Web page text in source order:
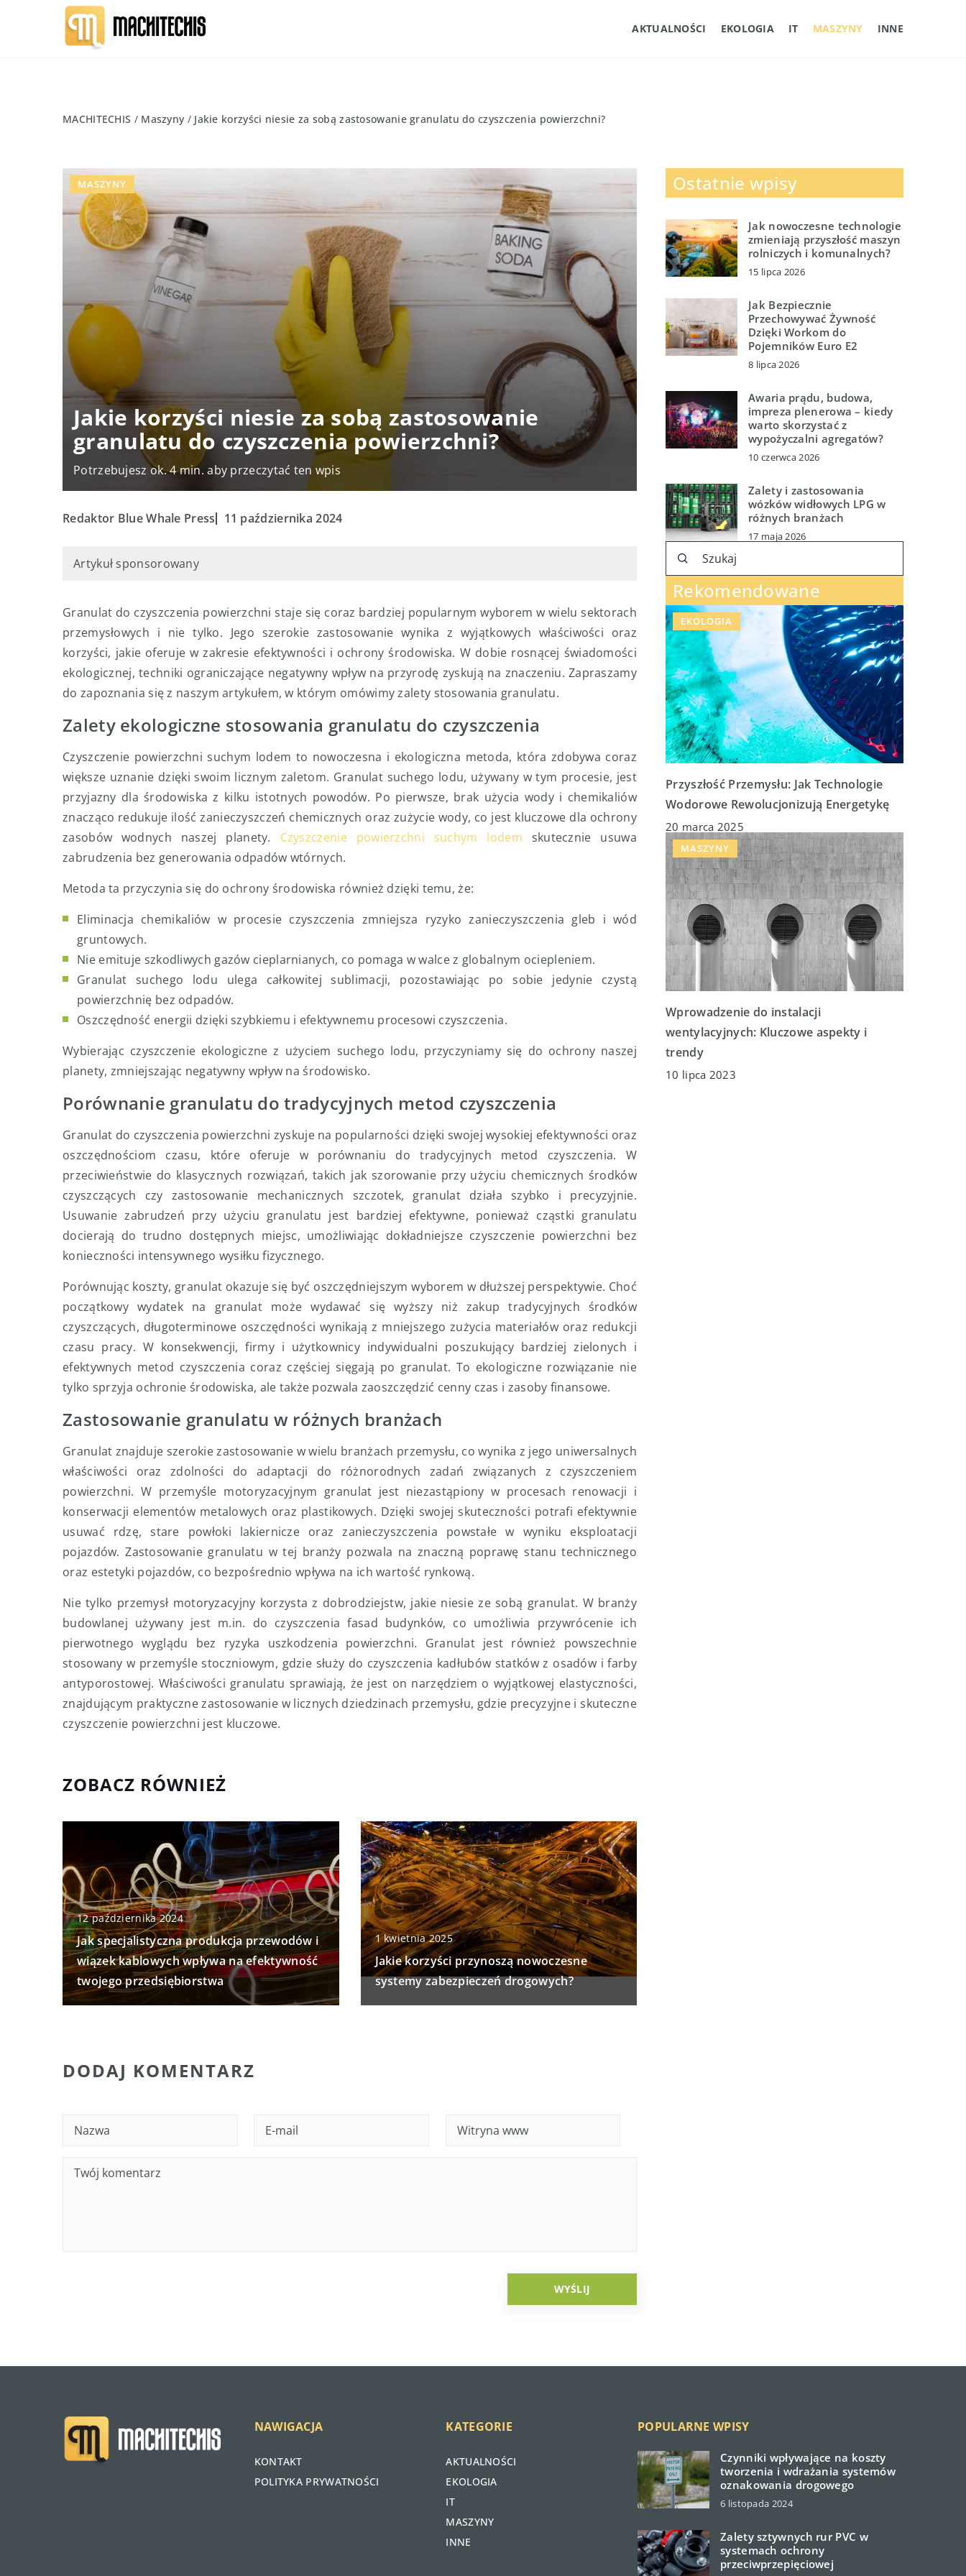
AKTUALNOŚCI EKOLOGIA IT MASZYNY INNE
MACHITECHIS / Maszyny / Jakie korzyści niesie za sobą zastosowanie granulatu do czyszczenia powierzchni?
Jakie korzyści niesie za sobą zastosowanie
granulatu do czyszczenia powierzchni?
Potrzebujesz ok. 4 min. aby przeczytać ten wpis
MASZYNY
Redaktor Blue Whale Press 11 października 2024
Artykuł sponsorowany
Granulat do czyszczenia powierzchni staje się coraz bardziej popularnym wyborem w wielu sektorach
przemysłowych i nie tylko. Jego szerokie zastosowanie wynika z wyjątkowych właściwości oraz
korzyści, jakie oferuje w zakresie efektywności i ochrony środowiska. W dobie rosnącej świadomości
ekologicznej, techniki ograniczające negatywny wpływ na przyrodę zyskują na znaczeniu. Zapraszamy
do zapoznania się z naszym artykułem, w którym omówimy zalety stosowania granulatu.
Zalety ekologiczne stosowania granulatu do czyszczenia
Czyszczenie powierzchni suchym lodem to nowoczesna i ekologiczna metoda, która zdobywa coraz
większe uznanie dzięki swoim licznym zaletom. Granulat suchego lodu, używany w tym procesie, jest
przyjazny dla środowiska z kilku istotnych powodów. Po pierwsze, brak użycia wody i chemikaliów
znacząco redukuje ilość zanieczyszczeń chemicznych oraz zużycie wody, co jest kluczowe dla ochrony
zasobów wodnych naszej planety. Czyszczenie powierzchni suchym lodem skutecznie usuwa
zabrudzenia bez generowania odpadów wtórnych.
Metoda ta przyczynia się do ochrony środowiska również dzięki temu, że:
Eliminacja chemikaliów w procesie czyszczenia zmniejsza ryzyko zanieczyszczenia gleb i wód
gruntowych.
Nie emituje szkodliwych gazów cieplarnianych, co pomaga w walce z globalnym ociepleniem.
Granulat suchego lodu ulega całkowitej sublimacji, pozostawiając po sobie jedynie czystą
powierzchnię bez odpadów.
Oszczędność energii dzięki szybkiemu i efektywnemu procesowi czyszczenia.
Wybierając czyszczenie ekologiczne z użyciem suchego lodu, przyczyniamy się do ochrony naszej
planety, zmniejszając negatywny wpływ na środowisko.
Porównanie granulatu do tradycyjnych metod czyszczenia
Granulat do czyszczenia powierzchni zyskuje na popularności dzięki swojej wysokiej efektywności oraz
oszczędnościom czasu, które oferuje w porównaniu do tradycyjnych metod czyszczenia. W
przeciwieństwie do klasycznych rozwiązań, takich jak szorowanie przy użyciu chemicznych środków
czyszczących czy zastosowanie mechanicznych szczotek, granulat działa szybko i precyzyjnie.
Usuwanie zabrudzeń przy użyciu granulatu jest bardziej efektywne, ponieważ cząstki granulatu
docierają do trudno dostępnych miejsc, umożliwiając dokładniejsze czyszczenie powierzchni bez
konieczności intensywnego wysiłku fizycznego.
Porównując koszty, granulat okazuje się być oszczędniejszym wyborem w dłuższej perspektywie. Choć
początkowy wydatek na granulat może wydawać się wyższy niż zakup tradycyjnych środków
czyszczących, długoterminowe oszczędności wynikają z mniejszego zużycia materiałów oraz redukcji
czasu pracy. W konsekwencji, firmy i użytkownicy indywidualni poszukujący bardziej zielonych i
efektywnych metod czyszczenia coraz częściej sięgają po granulat. To ekologiczne rozwiązanie nie
tylko sprzyja ochronie środowiska, ale także pozwala zaoszczędzić cenny czas i zasoby finansowe.
Zastosowanie granulatu w różnych branżach
Granulat znajduje szerokie zastosowanie w wielu branżach przemysłu, co wynika z jego uniwersalnych
właściwości oraz zdolności do adaptacji do różnorodnych zadań związanych z czyszczeniem
powierzchni. W przemyśle motoryzacyjnym granulat jest niezastąpiony w procesach renowacji i
konserwacji elementów metalowych oraz plastikowych. Dzięki swojej skuteczności potrafi efektywnie
usuwać rdzę, stare powłoki lakiernicze oraz zanieczyszczenia powstałe w wyniku eksploatacji
pojazdów. Zastosowanie granulatu w tej branży pozwala na znaczną poprawę stanu technicznego
oraz estetyki pojazdów, co bezpośrednio wpływa na ich wartość rynkową.
Nie tylko przemysł motoryzacyjny korzysta z dobrodziejstw, jakie niesie ze sobą granulat. W branży
budowlanej używany jest m.in. do czyszczenia fasad budynków, co umożliwia przywrócenie ich
pierwotnego wyglądu bez ryzyka uszkodzenia powierzchni. Granulat jest również powszechnie
stosowany w przemyśle stoczniowym, gdzie służy do czyszczenia kadłubów statków z osadów i farby
antyporostowej. Właściwości granulatu sprawiają, że jest on narzędziem o wyjątkowej elastyczności,
znajdującym praktyczne zastosowanie w licznych dziedzinach przemysłu, gdzie precyzyjne i skuteczne
czyszczenie powierzchni jest kluczowe.
ZOBACZ RÓWNIEŻ
12 października 2024
Jak specjalistyczna produkcja przewodów i
wiązek kablowych wpływa na efektywność
twojego przedsiębiorstwa
1 kwietnia 2025
Jakie korzyści przynoszą nowoczesne
systemy zabezpieczeń drogowych?
Ostatnie wpisy
Jak nowoczesne technologie
zmieniają przyszłość maszyn
rolniczych i komunalnych?
15 lipca 2026
Jak Bezpiecznie
Przechowywać Żywność
Dzięki Workom do
Pojemników Euro E2
8 lipca 2026
Awaria prądu, budowa,
impreza plenerowa – kiedy
warto skorzystać z
wypożyczalni agregatów?
10 czerwca 2026
Zalety i zastosowania
wózków widłowych LPG w
różnych branżach
17 maja 2026
Rekomendowane
EKOLOGIA
Przyszłość Przemysłu: Jak Technologie
Wodorowe Rewolucjonizują Energetykę
20 marca 2025
MASZYNY
Wprowadzenie do instalacji
wentylacyjnych: Kluczowe aspekty i
trendy
10 lipca 2023
DODAJ KOMENTARZ
NAWIGACJA
KONTAKT
POLITYKA PRYWATNOŚCI
KATEGORIE
AKTUALNOŚCI
EKOLOGIA
IT
MASZYNY
INNE
POPULARNE WPISY
Czynniki wpływające na koszty
tworzenia i wdrażania systemów
oznakowania drogowego
6 listopada 2024
Zalety sztywnych rur PVC w
systemach ochrony
przeciwprzepięciowej